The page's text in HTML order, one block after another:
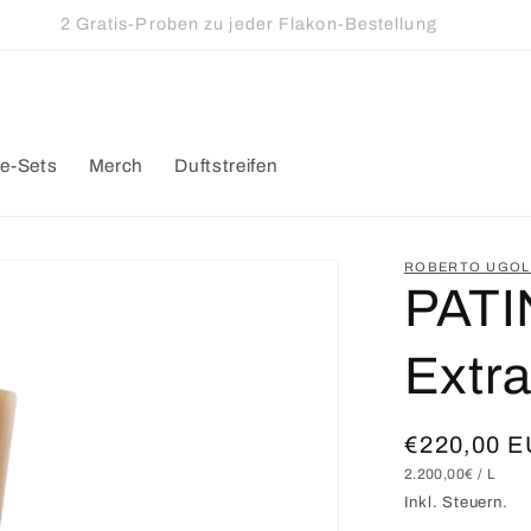
Kostenloser Versand innerhalb Deutschlands ab 50€
Sets Merch Duftstreifen
ROBERTO
Normaler
Preis
€220,00
GRUNDPREIS
2.200,00€ / PRO
L
Inkl. Steuern.